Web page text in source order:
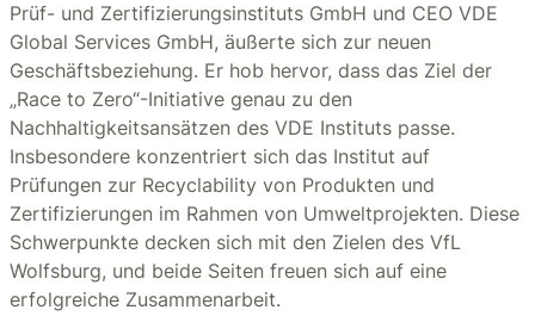
Prüf- und Zertifizierungsinstituts GmbH und CEO VDE
Global Services GmbH, äußerte sich zur neuen
Geschäftsbeziehung. Er hob hervor, dass das Ziel der
„Race to Zero“-Initiative genau zu den
Nachhaltigkeitsansätzen des VDE Instituts passe.
Insbesondere konzentriert sich das Institut auf
Prüfungen zur Recyclability von Produkten und
Zertifizierungen im Rahmen von Umweltprojekten. Diese
Schwerpunkte decken sich mit den Zielen des VfL
Wolfsburg, und beide Seiten freuen sich auf eine
erfolgreiche Zusammenarbeit.